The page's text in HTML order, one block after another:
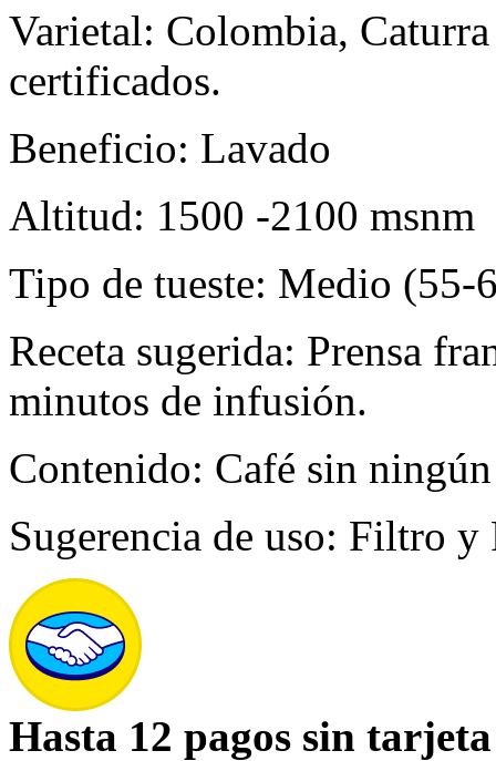
Varietal: Colombia,
certificados.
Beneficio: Lavado
Altitud: 1500 -2100 msnm
Tipo de tueste: Medio (55-
Receta sugerida: Prensa
minutos de infusión.
Contenido: Café sin
Sugerencia de uso: Filtro y
Hasta 12 pagos sin tarjeta